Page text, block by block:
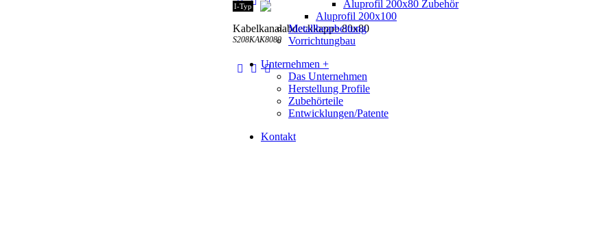
Aluprofil 200x80 Zubehör
Aluprofil 200x100
Metallbearbeitung
Vorrichtungbau
Unternehmen +
Das Unternehmen
Herstellung Profile
Zubehörteile
Entwicklungen/Patente
Kontakt
Kabelkanalabdeckkappe 80x80
S208KAK8080
I-Typ